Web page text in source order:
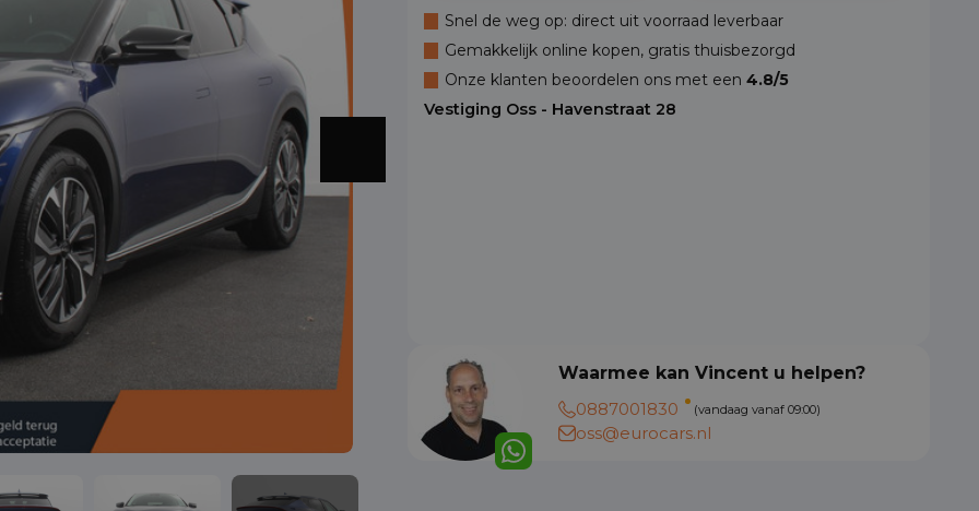
Snel de weg op: direct uit voorraad leverbaar
Gemakkelijk online kopen, gratis thuisbezorgd
Onze klanten beoordelen ons met een 4.8/5
Vestiging Oss - Havenstraat 28
Waarmee kan Vincent u helpen?
0887001830
(vandaag vanaf 09:00)
oss@eurocars.nl